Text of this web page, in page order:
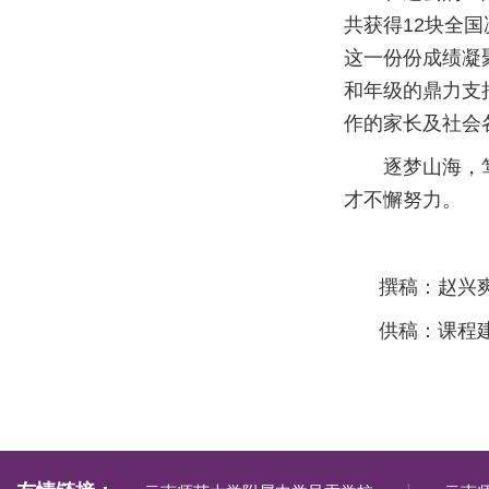
共获得12块全国
这一份份成绩凝
和年级的鼎力支
作的家长及社会
逐梦山海，
才不懈努力。
撰稿：赵兴
供稿：课程